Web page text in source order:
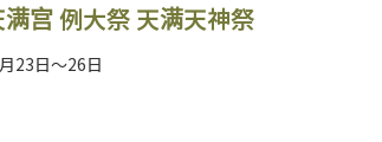
满宫 例大祭 天满天神祭
23日～26日